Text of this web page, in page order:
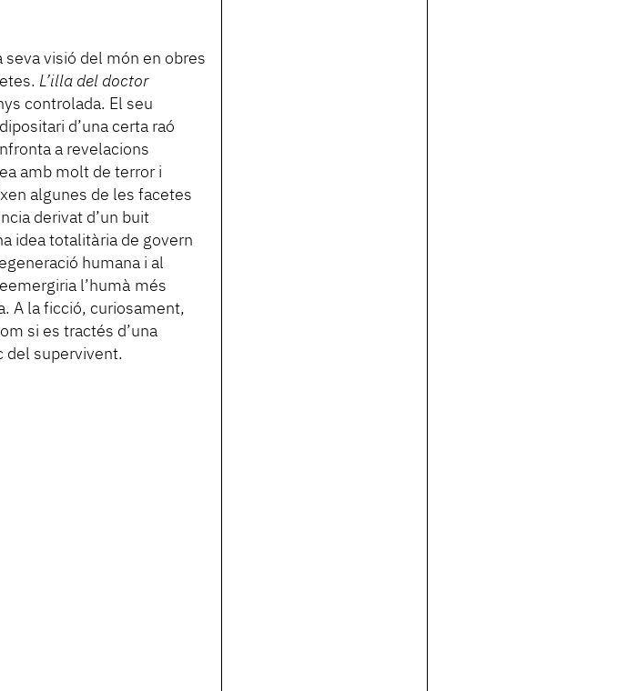
visió del món en obres
L’illa del doctor
controlada. El seu
d’una certa raó
a revelacions
amb molt de terror i
algunes de les facetes
derivat d’un buit
idea totalitària de govern
humana i al
l’humà més
A la ficció, curiosament,
si es tractés d’una
del supervivent.